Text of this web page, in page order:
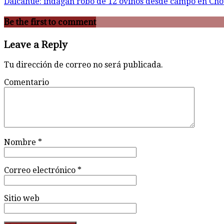
Be the first to comment
Leave a Reply
Tu dirección de correo no será publicada.
Comentario
Nombre *
Correo electrónico *
Sitio web